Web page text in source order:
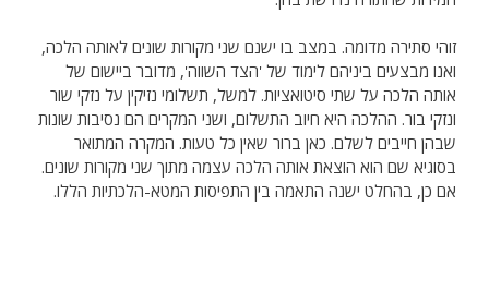
זוהי סתירה מדומה. במצב בו ישנם שני מקורות שונים לאותה הלכה,
ואנו מבצעים ביניהם לימוד של 'הצד השווה', מדובר ביישום של
אותה הלכה על שתי סיטואציות. למשל, תשלומי נזיקין על נזקי שור
ונזקי בור. ההלכה היא חיוב התשלום, ושני המקרים הם נסיבות שונות
שבהן חייבים לשלם. כאן ברור שאין כל טעות. המקרה המתואר
בסוגיא שם הוא הוצאת אותה הלכה עצמה מתוך שני מקורות שונים.
אם כן, בהחלט ישנה התאמה בין התפיסות המטא-הלכתיות הללו.